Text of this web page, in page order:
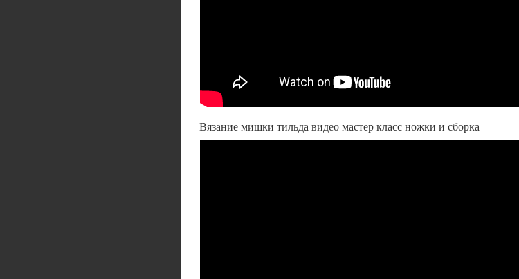
Вязание мишки тильда видео мастер класс ножки и сборка